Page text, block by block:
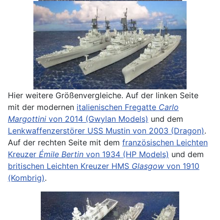
Hier weitere Größenvergleiche. Auf der linken Seite
mit der modernen italienischen Fregatte Carlo
Margottini von 2014 (Gwylan Models) und dem
Lenkwaffenzerstörer USS Mustin von 2003 (Dragon).
Auf der rechten Seite mit dem französischen Leichten
Kreuzer Émile Bertin von 1934 (HP Models) und dem
britischen Leichten Kreuzer HMS Glasgow von 1910
(Kombrig).